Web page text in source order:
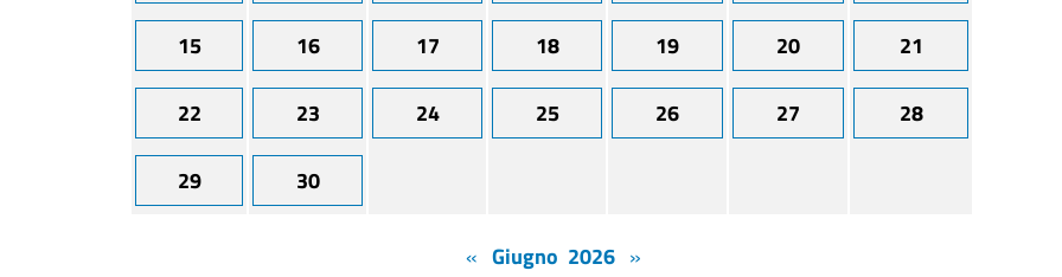
15 16 17 18 19 20 21
22 23 24 25 26 27 28
29 30
« Giugno 2026 »